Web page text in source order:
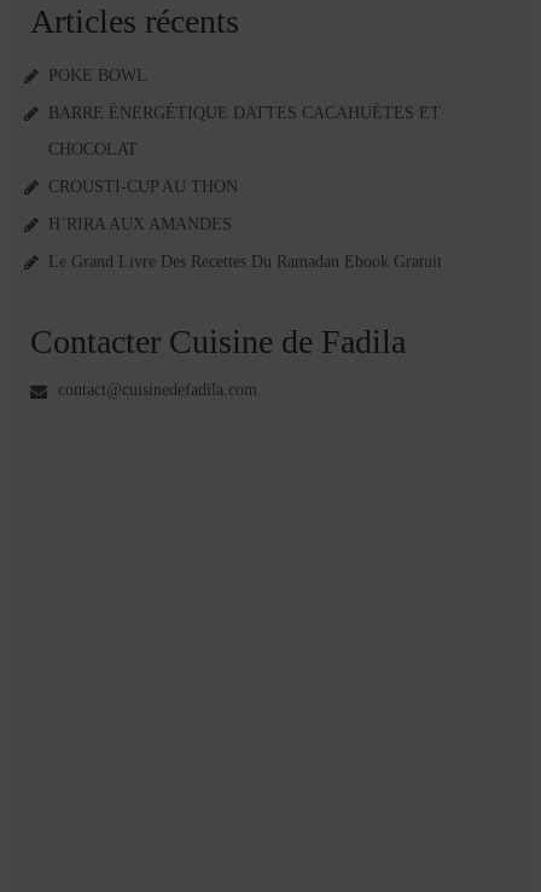
Articles récents
POKE BOWL
BARRE ÉNERGÉTIQUE DATTES CACAHUÈTES ET
CHOCOLAT
CROUSTI-CUP AU THON
H’RIRA AUX AMANDES
Le Grand Livre Des Recettes Du Ramadan Ebook Gratuit
Contacter Cuisine de Fadila
contact@cuisinedefadila.com